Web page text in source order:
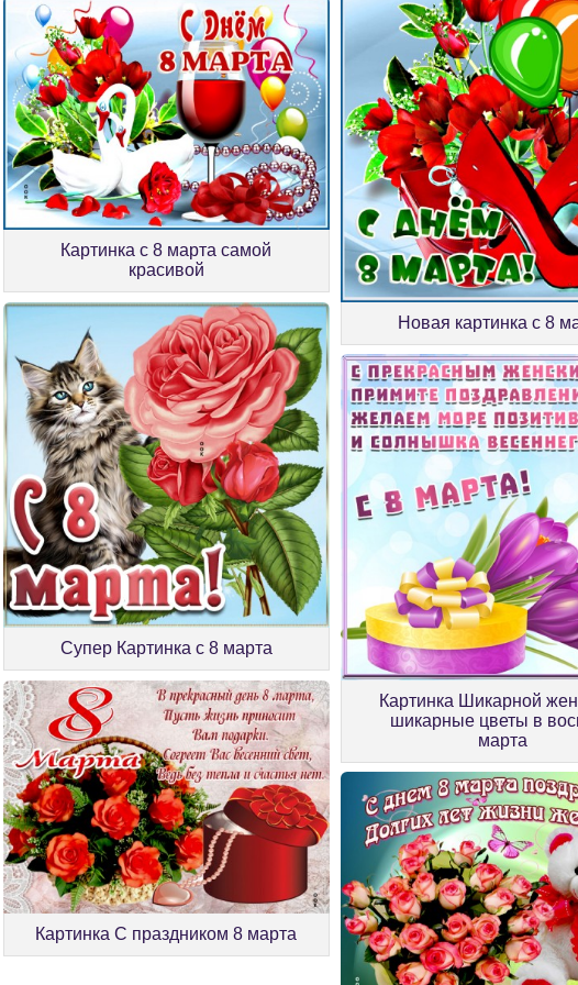
Картинка с 8 марта самой
красивой
Новая картинка с 8
Супер Картинка с 8 марта
Картинка Шикарной
шикарные цветы в
марта
Картинка С праздником 8 марта